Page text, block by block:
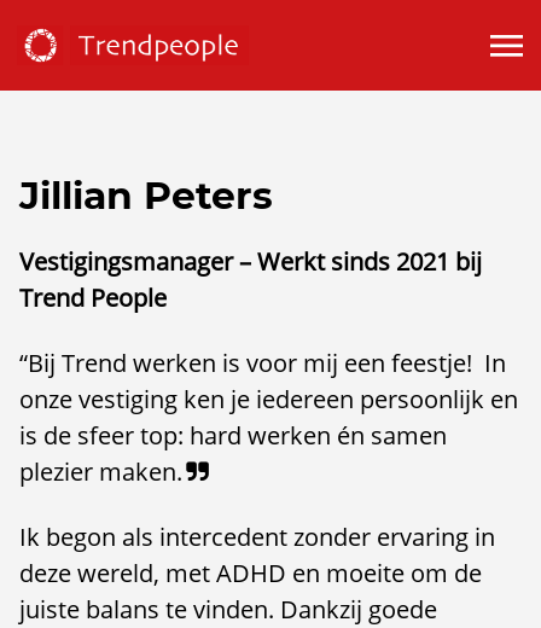
Jillian Peters
Vestigingsmanager – Werkt sinds 2021 bij
Trend People
“Bij Trend werken is voor mij een feestje! In
onze vestiging ken je iedereen persoonlijk en
is de sfeer top: hard werken én samen
plezier maken.
Ik begon als intercedent zonder ervaring in
deze wereld, met ADHD en moeite om de
juiste balans te vinden. Dankzij goede